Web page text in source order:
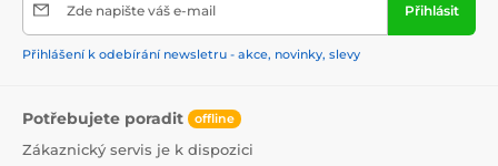
Zde napište váš e-mail Přihlásit
Přihlášení k odebírání newsletru - akce, novinky, slevy
Potřebujete poradit offline
Zákaznický servis je k dispozici